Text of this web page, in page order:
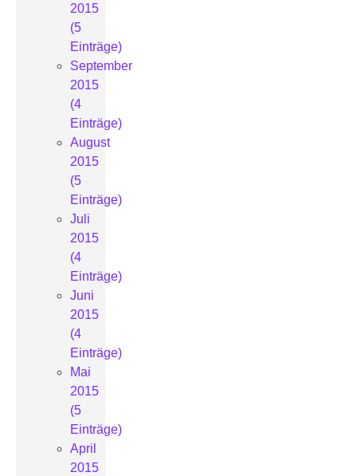
2015
(5
Einträge)
September
2015
(4
Einträge)
August
2015
(5
Einträge)
Juli
2015
(4
Einträge)
Juni
2015
(4
Einträge)
Mai
2015
(5
Einträge)
April
2015